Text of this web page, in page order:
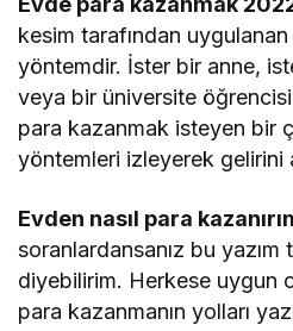
kesim tarafından
yöntemdir. İster bir anne,
veya bir üniversite
para kazanmak isteyen bir
yöntemleri izleyerek gelirini
Evden nasıl para
soranlardansanız bu yazım
diyebilirim. Herkese uygun
para kazanmanın yolları